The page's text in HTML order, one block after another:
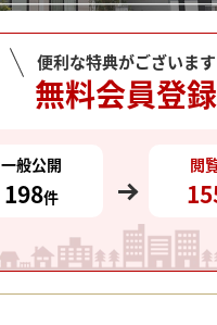
便利な特典がございます
無料会員登録
一般公開
198件
閲